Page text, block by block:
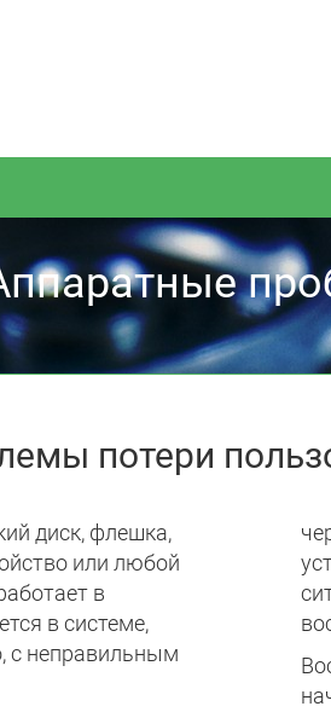
потери
диск, флешка,
или любой
в
в системе,
с неправильным